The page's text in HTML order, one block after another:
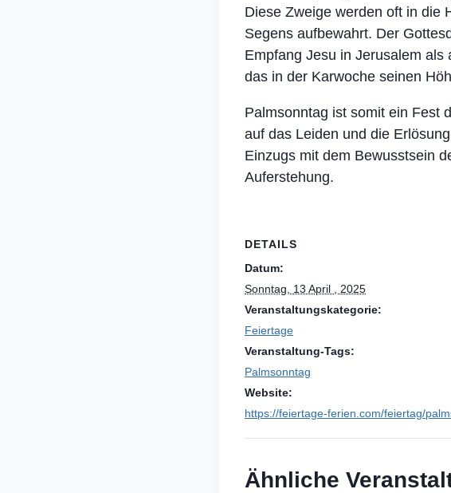
Diese Zweige werden oft in die
Segens aufbewahrt. Der
Empfang Jesu in Jerusalem
das in der Karwoche seinen
Palmsonntag ist somit ein Fest
auf das Leiden und die
Einzugs mit dem Bewusstsein
Auferstehung.
DETAILS
Datum:
Sonntag, 13 April , 2025
Veranstaltungskategorie:
Feiertage
Veranstaltung-Tags:
Palmsonntag
Website:
https://feiertage-ferien.com/feiertag/
Ähnliche